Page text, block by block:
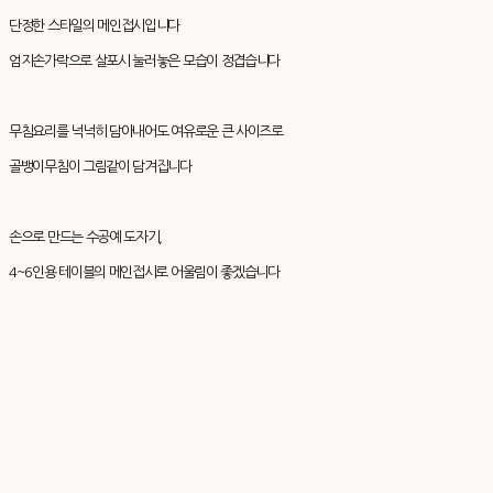
단정한 스타일의 메인접시입니다
엄지손가락으로 살포시 눌러놓은 모습이 정겹습니다
무침요리를 넉넉히 담아내어도 여유로운 큰 사이즈로
골뱅이무침이 그림같이 담겨집니다
손으로 만드는 수공예 도자기,
4~6인용 테이블의 메인접시로 어울림이 좋겠습니다